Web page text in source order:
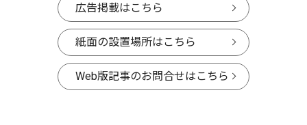
広告掲載はこちら
紙面の設置場所はこちら
Web版記事のお問合せはこちら